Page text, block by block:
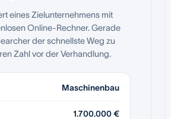
eines Zielunternehmens mit
Online-Rechner. Gerade
der schnellste Weg zu
Zahl vor der Verhandlung.
Maschinenbau
1.700.000 €